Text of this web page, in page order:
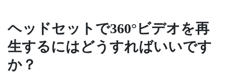
ヘッドセットで360°ビデオを再
生するにはどうすればいいです
か？